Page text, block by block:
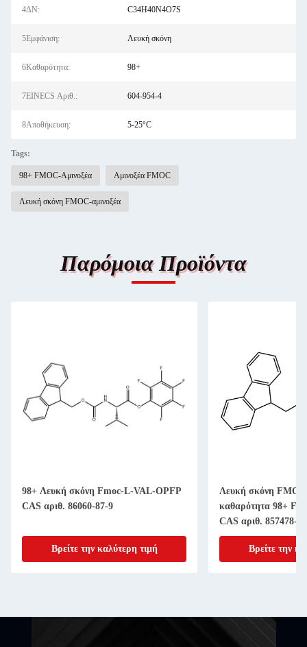
4ΔΝ: C34H40N4O7S
5Εμφάνιση: Λευκή σκόνη
6Καθαρότητα: 98+
7EINECS Αριθ.: 604-954-4
8Αποθήκευση: 5-25°C
Tags:
98+ FMOC-Αμινοξέα Αμινοξέα FMOC
Λευκή σκόνη FMOC-αμινοξέα
Παρόμοια Προϊόντα
98+ Λευκή σκόνη Fmoc-L-VAL-OPFP
CAS αριθ. 86060-87-9
Βρείτε την καλύτερη τιμή
Λευκή σκόνη
καθαρότητα 98+
CAS αριθ. 857478-
Βρείτε την